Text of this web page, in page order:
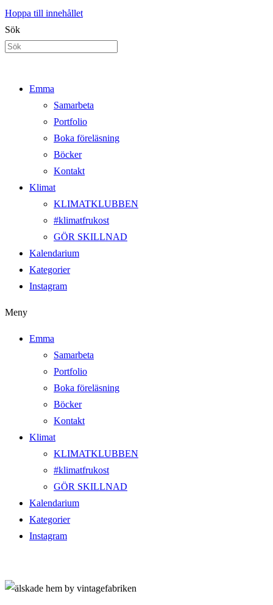
Hoppa till innehållet
Sök
Emma
Samarbeta
Portfolio
Boka föreläsning
Böcker
Kontakt
Klimat
KLIMATKLUBBEN
#klimatfrukost
GÖR SKILLNAD
Kalendarium
Kategorier
Instagram
Meny
Emma
Samarbeta
Portfolio
Boka föreläsning
Böcker
Kontakt
Klimat
KLIMATKLUBBEN
#klimatfrukost
GÖR SKILLNAD
Kalendarium
Kategorier
Instagram